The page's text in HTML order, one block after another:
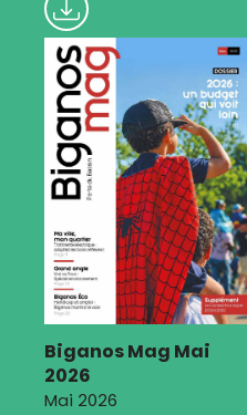
Biganos Mag Mai
2026
Mai 2026